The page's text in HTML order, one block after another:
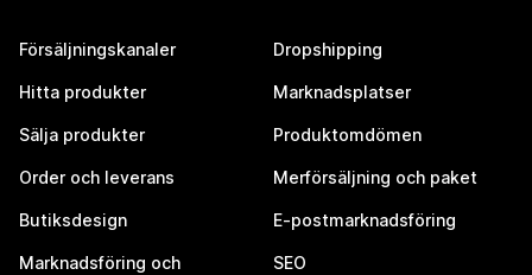
Försäljningskanaler
Hitta produkter
Sälja produkter
Order och leverans
Butiksdesign
Marknadsföring och
Dropshipping
Marknadsplatser
Produktomdömen
Merförsäljning och paket
E-postmarknadsföring
SEO